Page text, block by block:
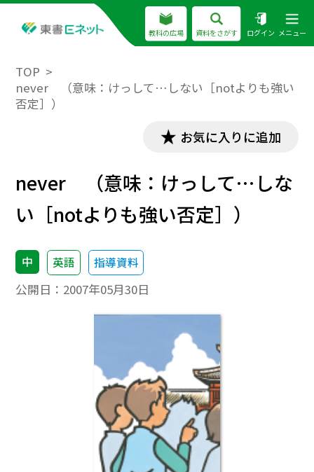
教科の広場 資料をさがす ログイン メニュー
TOP
never （意味：けっして…しない［notよりも強い
否定］）
お気に入りに追加
never （意味：けっして…しな
い［notよりも強い否定］）
中 英語 指導資料
公開日： 2007年05月30日